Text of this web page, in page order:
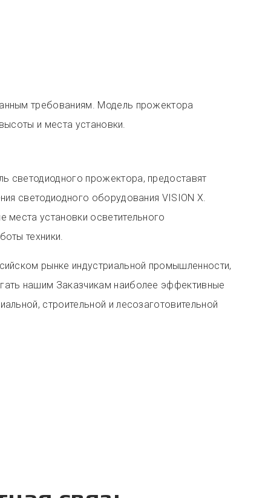
требованиям. Модель прожектора
и места установки.
светодиодного прожектора, предоставят
светодиодного оборудования VISION X.
места установки осветительного
техники.
рынке индустриальной промышленности,
нашим Заказчикам наиболее эффективные
строительной и лесозаготовительной